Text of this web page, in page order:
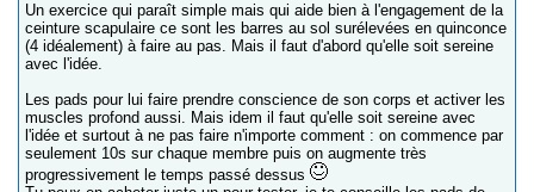
Un exercice qui paraît simple mais qui aide bien à l'engagement de la
ceinture scapulaire ce sont les barres au sol surélevées en quinconce
(4 idéalement) à faire au pas. Mais il faut d'abord qu'elle soit sereine
avec l'idée.
Les pads pour lui faire prendre conscience de son corps et activer les
muscles profond aussi. Mais idem il faut qu'elle soit sereine avec
l'idée et surtout à ne pas faire n'importe comment : on commence par
seulement 10s sur chaque membre puis on augmente très
progressivement le temps passé dessus